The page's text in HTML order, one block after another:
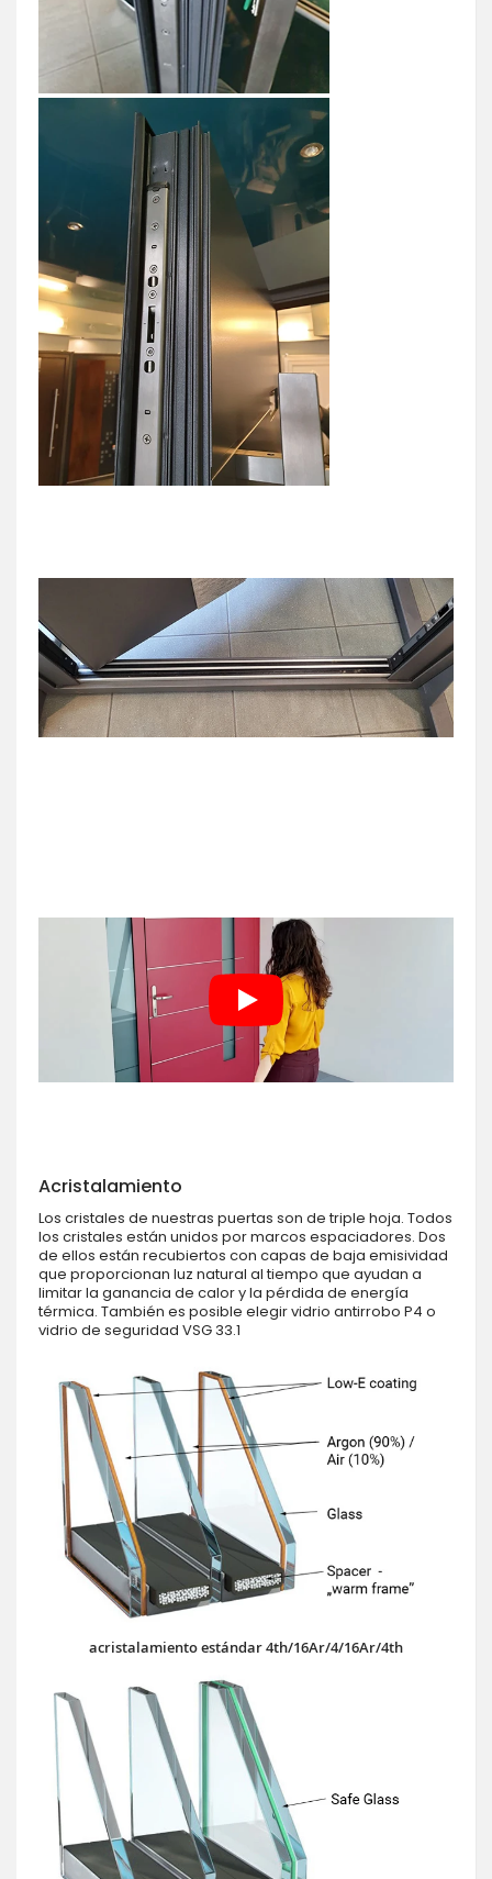
Acristalamiento
Los cristales de nuestras puertas son de triple hoja. Todos
los cristales están unidos por marcos espaciadores. Dos
de ellos están recubiertos con capas de baja emisividad
que proporcionan luz natural al tiempo que ayudan a
limitar la ganancia de calor y la pérdida de energía
térmica. También es posible elegir vidrio antirrobo P4 o
vidrio de seguridad VSG 33.1
acristalamiento estándar 4th/16Ar/4/16Ar/4th